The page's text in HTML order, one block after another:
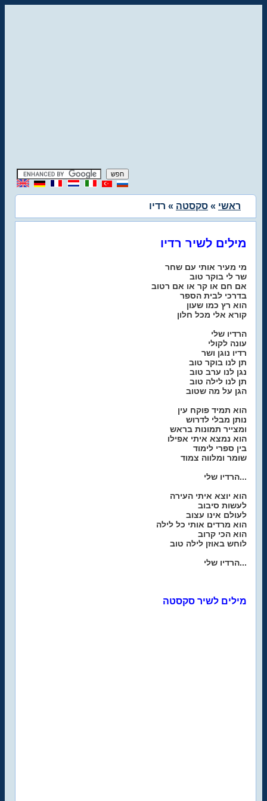
ראשי » סקסטה » רדיו
מילים לשיר רדיו
מי מעיר אותי עם שחר
שר לי בוקר טוב
אם חם או קר או אם רטוב
בדרכי לבית הספר
הוא רץ כמו שעון
קורא אלי מכל חלון
הרדיו שלי
עונה לקולי
רדיו נוגן ושר
תן לנו בוקר טוב
נגן לנו ערב טוב
תן לנו לילה טוב
הגן על מה שטוב
הוא תמיד פוקח עין
נותן מבלי לדרוש
ומצייר תמונות בראש
הוא נמצא איתי אפילו
בין ספרי לימוד
שומר ומלווה צמוד
הרדיו שלי...
הוא יוצא איתי העירה
לעשות סיבוב
לעולם אינו עצוב
הוא מרדים אותי כל לילה
הוא הכי קרוב
לוחש באוזן לילה טוב
הרדיו שלי...
מילים לשיר סקסטה